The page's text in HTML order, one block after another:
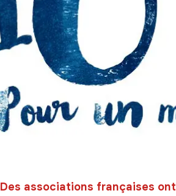
Des associations françaises